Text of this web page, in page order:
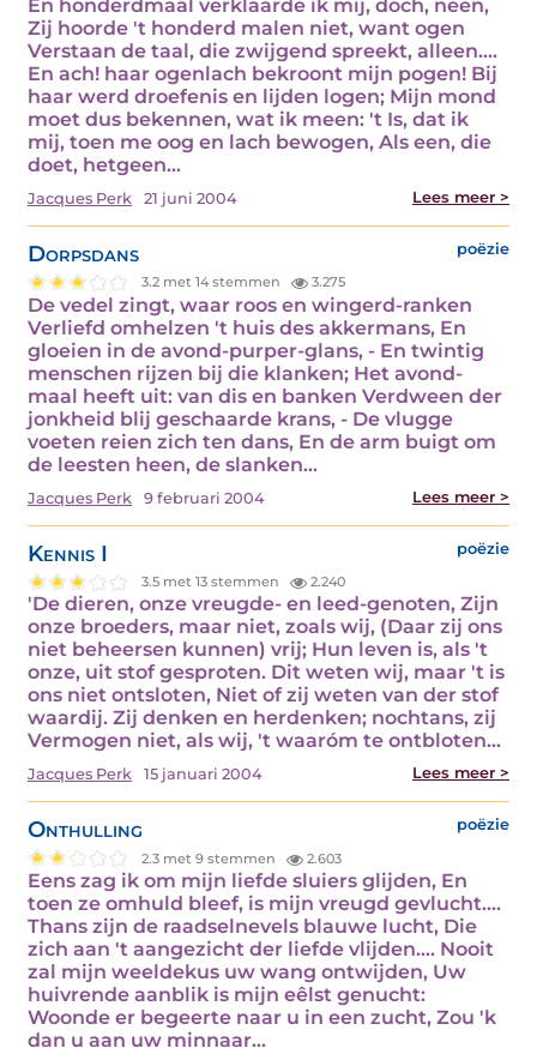
En honderdmaal verklaarde ik mij, doch, neen,
Zij hoorde 't honderd malen niet, want ogen
Verstaan de taal, die zwijgend spreekt, alleen....
En ach! haar ogenlach bekroont mijn pogen! Bij
haar werd droefenis en lijden logen; Mijn mond
moet dus bekennen, wat ik meen: 't Is, dat ik
mij, toen me oog en lach bewogen, Als een, die
doet, hetgeen…
Jacques Perk 21 juni 2004 Lees meer >
Dorpsdans poëzie
3.2 met 14 stemmen 3.275
De vedel zingt, waar roos en wingerd-ranken
Verliefd omhelzen 't huis des akkermans, En
gloeien in de avond-purper-glans, - En twintig
menschen rijzen bij die klanken; Het avond-
maal heeft uit: van dis en banken Verdween der
jonkheid blij geschaarde krans, - De vlugge
voeten reien zich ten dans, En de arm buigt om
de leesten heen, de slanken…
Jacques Perk 9 februari 2004 Lees meer >
Kennis I poëzie
3.5 met 13 stemmen 2.240
'De dieren, onze vreugde- en leed-genoten, Zijn
onze broeders, maar niet, zoals wij, (Daar zij ons
niet beheersen kunnen) vrij; Hun leven is, als 't
onze, uit stof gesproten. Dit weten wij, maar 't is
ons niet ontsloten, Niet of zij weten van der stof
waardij. Zij denken en herdenken; nochtans, zij
Vermogen niet, als wij, 't waaróm te ontbloten…
Jacques Perk 15 januari 2004 Lees meer >
Onthulling poëzie
2.3 met 9 stemmen 2.603
Eens zag ik om mijn liefde sluiers glijden, En
toen ze omhuld bleef, is mijn vreugd gevlucht....
Thans zijn de raadselnevels blauwe lucht, Die
zich aan 't aangezicht der liefde vlijden.... Nooit
zal mijn weeldekus uw wang ontwijden, Uw
huivrende aanblik is mijn eêlst genucht:
Woonde er begeerte naar u in een zucht, Zou 'k
dan u aan uw minnaar…